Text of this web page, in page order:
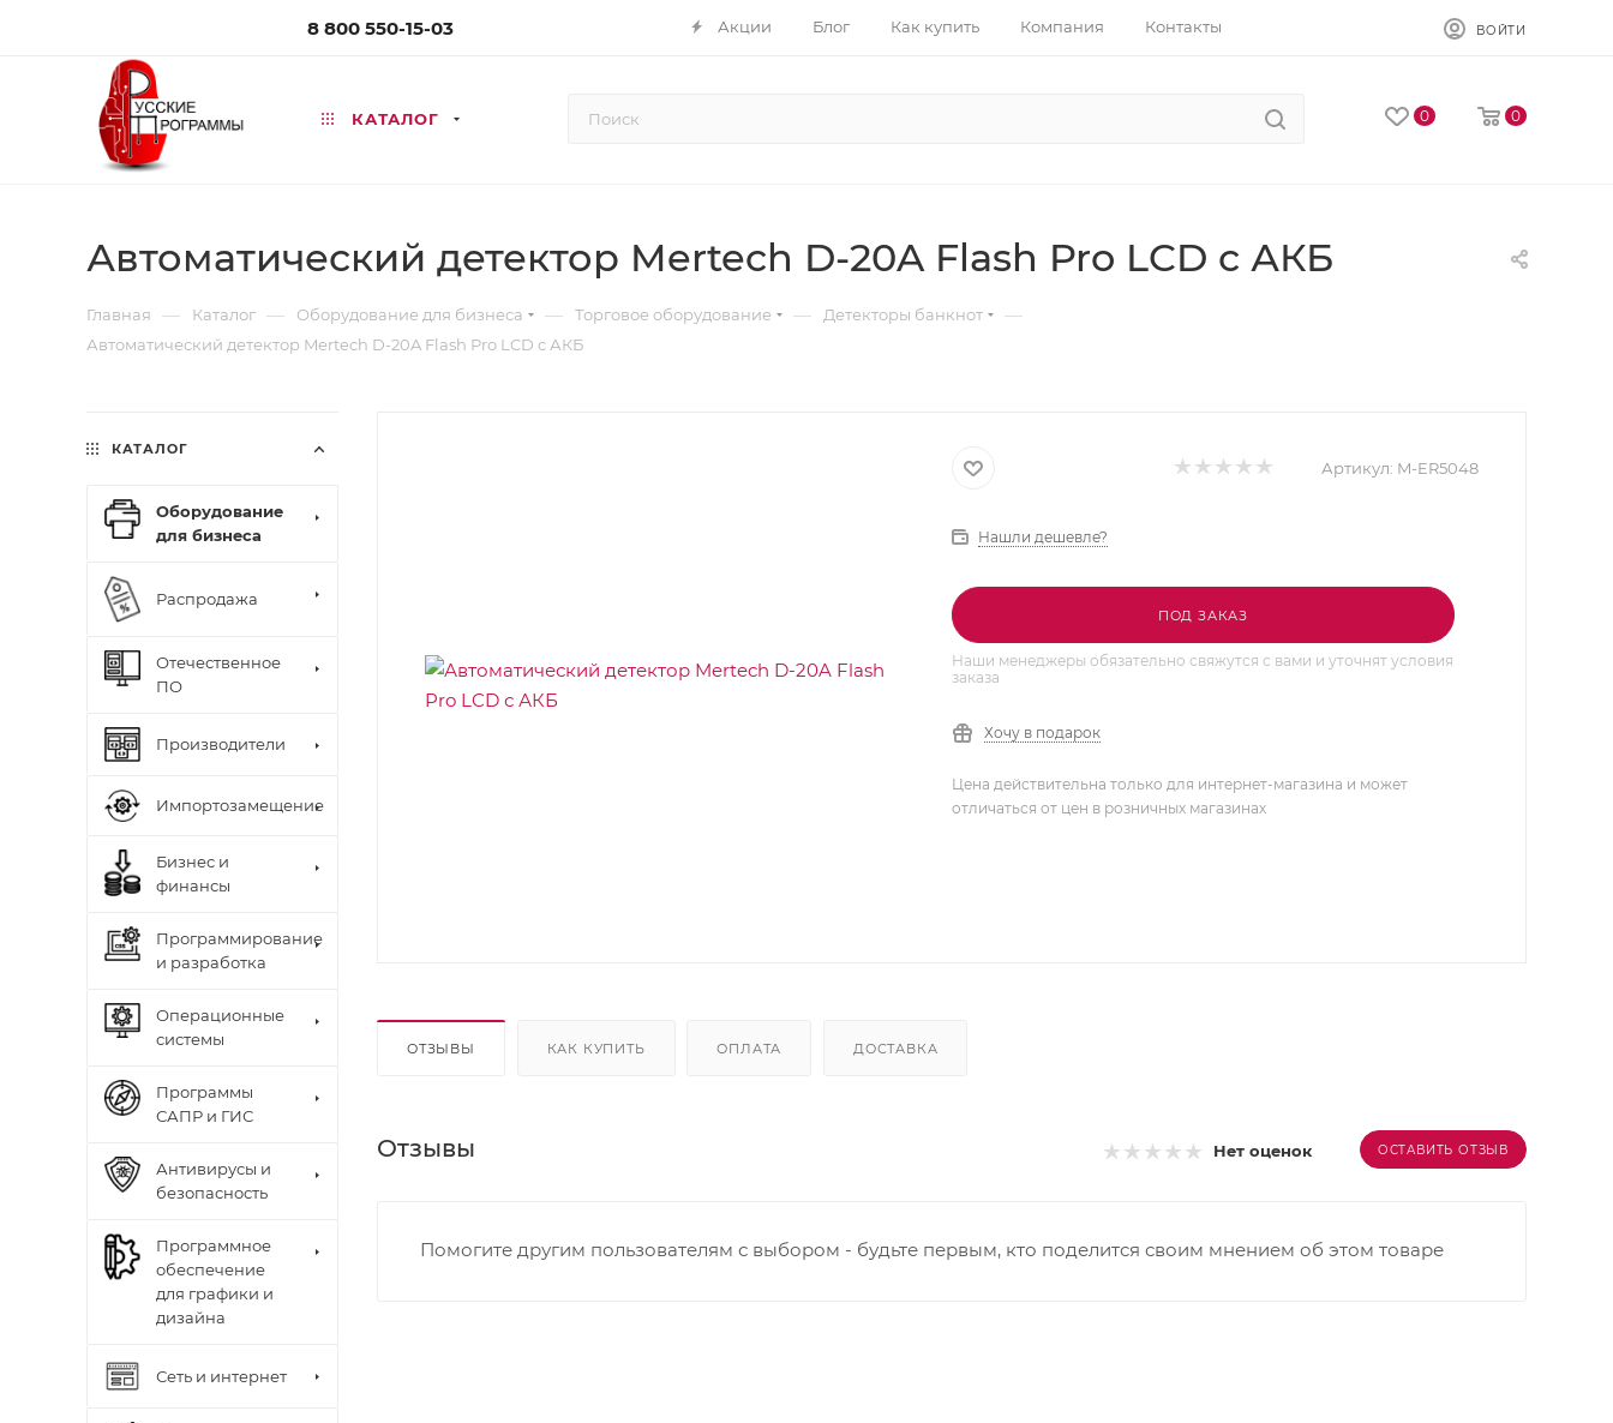
8 800 550-15-03 Акции Блог Как купить Компания Контакты ВОЙТИ
КАТАЛОГ 0 0
Автоматический детектор Mertech D-20A Flash Pro LCD с АКБ
Главная — Каталог — Оборудование для бизнеса — Торговое оборудование — Детекторы банкнот —
Автоматический детектор Mertech D-20A Flash Pro LCD с АКБ
Артикул: M-ER5048
Нашли дешевле?
ПОД ЗАКАЗ
Наши менеджеры обязательно свяжутся с вами и уточнят условия
заказа
Хочу в подарок
Цена действительна только для интернет-магазина и может
отличаться от цен в розничных магазинах
ОТЗЫВЫ КАК КУПИТЬ ОПЛАТА ДОСТАВКА
Отзывы Нет оценок ОСТАВИТЬ ОТЗЫВ
Помогите другим пользователям с выбором - будьте первым, кто поделится своим мнением об этом товаре
КАТАЛОГ
Оборудование
для бизнеса
Распродажа
Отечественное
ПО
Производители
Импортозамещение
Бизнес и
финансы
Программирование
и разработка
Операционные
системы
Программы
САПР и ГИС
Антивирусы и
безопасность
Программное
обеспечение
для графики и
дизайна
Сеть и интернет